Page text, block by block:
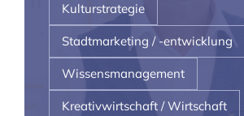
Kulturstrategie
Stadtmarketing / -entwicklung
Wissensmanagement
Kreativwirtschaft / Wirtschaft